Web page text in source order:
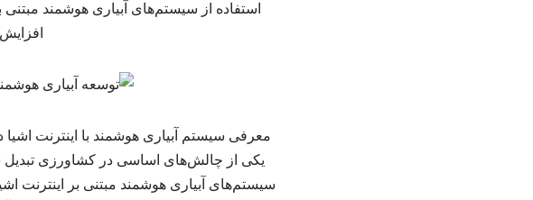
استفاده از سیستم‌های آبیاری هوشمند مبتنی
معرفی سیستم آبیاری هوشمند با اینترنت اشیا
یکی از چالش‌های اساسی در کشاورزی تبدیل